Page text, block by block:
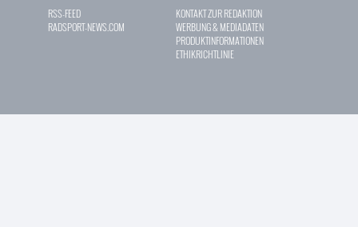
RSS-FEED
RADSPORT-NEWS.COM
KONTAKT ZUR REDAKTION
WERBUNG & MEDIADATEN
PRODUKTINFORMATIONEN
ETHIKRICHTLINIE